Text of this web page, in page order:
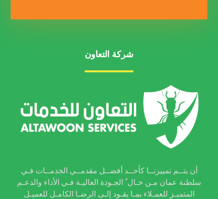
شركة التعاون
أن يتــم تمييزنــا كأحــد أفضــل مقدمــي الخدمــات فـي
سلطنة عمان مـن خـال ُ الجـودة العاليـة فـي الأداء والدعـم
المتميـز للعمـلاء بمـا يقـود إلـى الرضـا الكامـل للعميـل